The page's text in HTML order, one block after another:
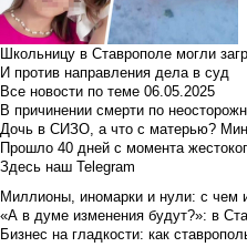
Школьницу в Ставрополе могли
И против направления дела в суд
Все новости по теме 06.05.2025
В причинении смерти по
Дочь в СИЗО, а что с матерью?
Прошло 40 дней с момента
Здесь наш Telegram
Миллионы, иномарки и нули: с чем
«А в думе изменения будут?»: в
Бизнес на гладкости: как